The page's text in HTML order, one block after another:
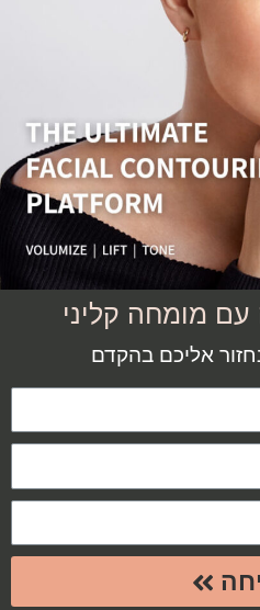
מומחה קליני
אליכם בהקדם